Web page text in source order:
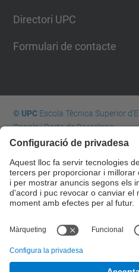
Directori UPC
Formulari de contacte
© UPCEscola Tècnica Superior
Canals i Ports de Barcelona
Desenvolupat amb
Mapa del lloc
Avís legal